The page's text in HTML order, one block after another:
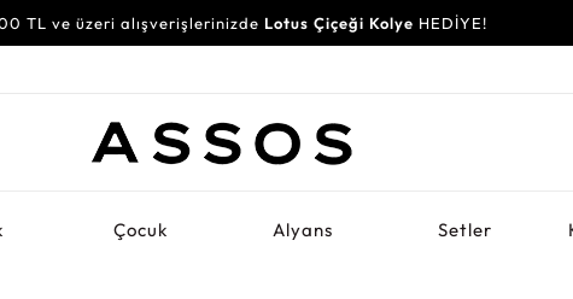
TL ve üzeri alışverişlerinizde Lotus Çiçeği Kolye HEDİYE!
Çocuk Alyans Setler